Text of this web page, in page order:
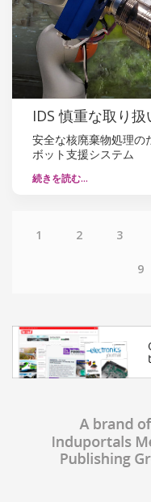
IDS 慎重な取り扱
安全な核廃棄物処理の
ボット支援システム
続きを読む…
1 2 3
9